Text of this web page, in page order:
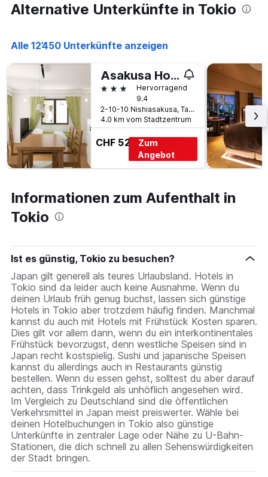
Alternative Unterkünfte in Tokio
Alle 12’450 Unterkünfte anzeigen
Asakusa Homesuites Tokyo
3 SterneHervorragend
9.4
2-10-10 Nishiasakusa, Taito City, Tokio, Japan
4.0 km vom Stadtzentrum
CHF 52
Zum
Angebot
Informationen zum Aufenthalt in
Tokio
Ist es günstig, Tokio zu besuchen?
Japan gilt generell als teures Urlaubsland. Hotels in
Tokio sind da leider auch keine Ausnahme. Wenn du
deinen Urlaub früh genug buchst, lassen sich günstige
Hotels in Tokio aber trotzdem häufig finden. Manchmal
kannst du auch mit Hotels mit Frühstück Kosten sparen.
Dies gilt vor allem dann, wenn du ein interkontinentales
Frühstück bevorzugst, denn westliche Speisen sind in
Japan recht kostspielig. Sushi und japanische Speisen
kannst du allerdings auch in Restaurants günstig
bestellen. Wenn du essen gehst, solltest du aber darauf
achten, dass Trinkgeld als unhöflich angesehen wird.
Im Vergleich zu Deutschland sind die öffentlichen
Verkehrsmittel in Japan meist preiswerter. Wähle bei
deinen Hotelbuchungen in Tokio also günstige
Unterkünfte in zentraler Lage oder Nähe zu U-Bahn-
Stationen, die dich schnell zu allen Sehenswürdigkeiten
der Stadt bringen.